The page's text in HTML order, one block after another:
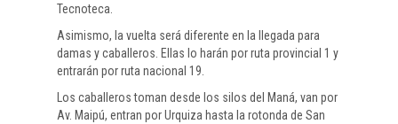
Tecnoteca.
Asimismo, la vuelta será diferente en la llegada para
damas y caballeros. Ellas lo harán por ruta provincial 1 y
entrarán por ruta nacional 19.
Los caballeros toman desde los silos del Maná, van por
Av. Maipú, entran por Urquiza hasta la rotonda de San